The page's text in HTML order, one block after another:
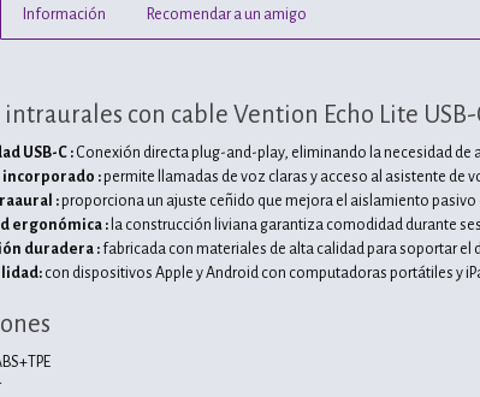
Información Recomendar a un amigo
con cable Vention Echo Lite
USB-C :Conexión directa plug-and-play, eliminando la necesidad de
:permite llamadas de voz claras y acceso al asistente de
:proporciona un ajuste ceñido que mejora el aislamiento
ergonómica :la construcción liviana garantiza comodidad durante
duradera :fabricada con materiales de alta calidad para soportar el
con dispositivos Apple y Android con computadoras portátiles y